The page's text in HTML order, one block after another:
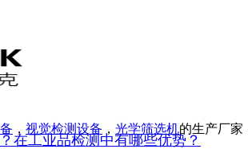
在工业品检测中有哪些优势？
， 视觉检测设备 ， 光学筛选机的生产厂家